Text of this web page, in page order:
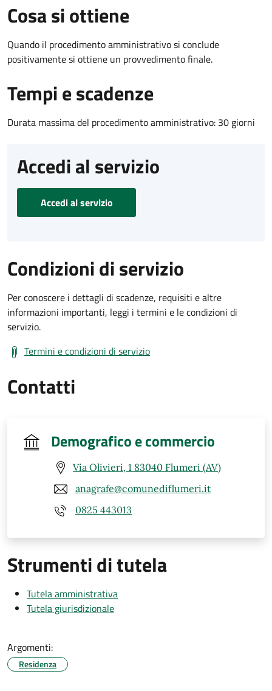
Cosa si ottiene
Quando il procedimento amministrativo si conclude
positivamente si ottiene un provvedimento finale.
Tempi e scadenze
Durata massima del procedimento amministrativo: 30 giorni
Accedi al servizio
Accedi al servizio
Condizioni di servizio
Per conoscere i dettagli di scadenze, requisiti e altre
informazioni importanti, leggi i termini e le condizioni di
servizio.
Termini e condizioni di servizio
Contatti
Demografico e commercio
Via Olivieri, 1 83040 Flumeri (AV)
anagrafe@comunediflumeri.it
0825 443013
Strumenti di tutela
Tutela amministrativa
Tutela giurisdizionale
Argomenti:
Residenza